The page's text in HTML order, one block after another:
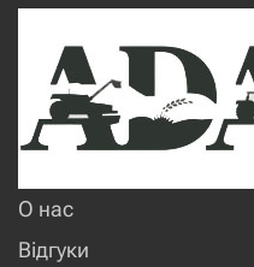
О нас
Відгуки